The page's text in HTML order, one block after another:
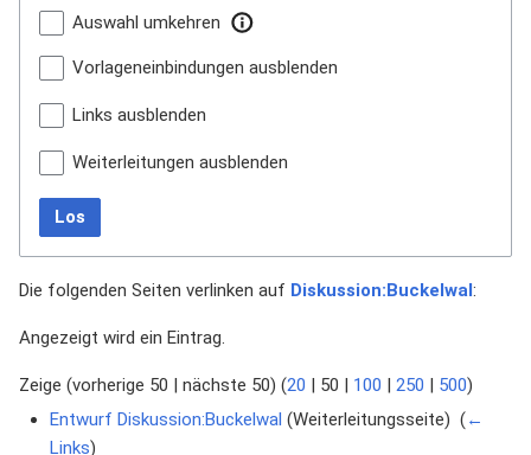
Auswahl umkehren
Vorlageneinbindungen ausblenden
Links ausblenden
Weiterleitungen ausblenden
Los
Die folgenden Seiten verlinken auf Diskussion:Buckelwal :
Angezeigt wird ein Eintrag.
Zeige (vorherige 50 nächste 50) (20 50 100 250 500)
Entwurf Diskussion:Buckelwal (Weiterleitungsseite) ‎ (←
Links)